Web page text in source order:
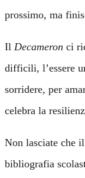
prossimo, ma
Il Decameron ci
difficili, l’essere
sorridere, per
celebra la
Non lasciate che il
bibliografia